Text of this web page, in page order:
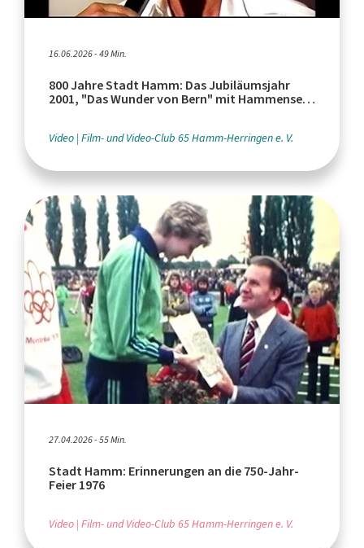
16.06.2026 - 49 Min.
800 Jahre Stadt Hamm: Das Jubiläumsjahr
2001, "Das Wunder von Bern" mit Hammenser
Video Film- und Video-Club 65 Hamm-Herringen e. V.
27.04.2026 - 55 Min.
Stadt Hamm: Erinnerungen an die 750-Jahr-
Feier 1976
Video Film- und Video-Club 65 Hamm-Herringen e. V.